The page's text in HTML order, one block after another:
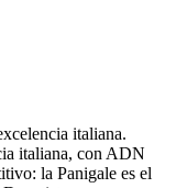
italiana.
italiana, con ADN
la Panigale es el